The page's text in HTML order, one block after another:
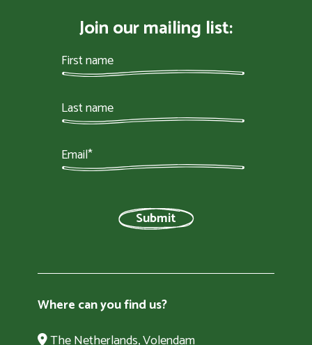
Join our mailing list:
Where can you find us?